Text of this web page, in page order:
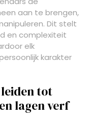
aan te brengen,
Dit stelt
en complexiteit
elk
karakter
tot
lagen verf